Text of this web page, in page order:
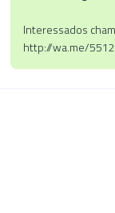
Interessados
http://wa.me/